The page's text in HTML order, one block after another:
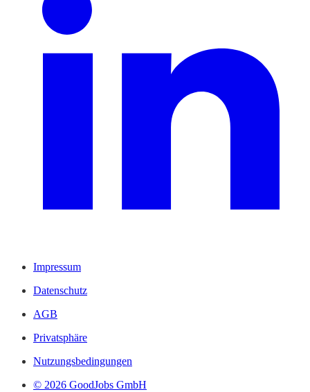
Impressum
Datenschutz
AGB
Privatsphäre
Nutzungsbedingungen
© 2026 GoodJobs GmbH